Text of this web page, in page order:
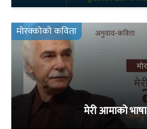
मोरक्कोको कविता
मेरी आमाको भाषा